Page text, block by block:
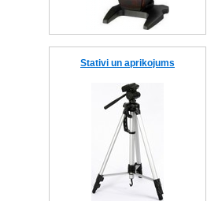
Stativi un aprikojums